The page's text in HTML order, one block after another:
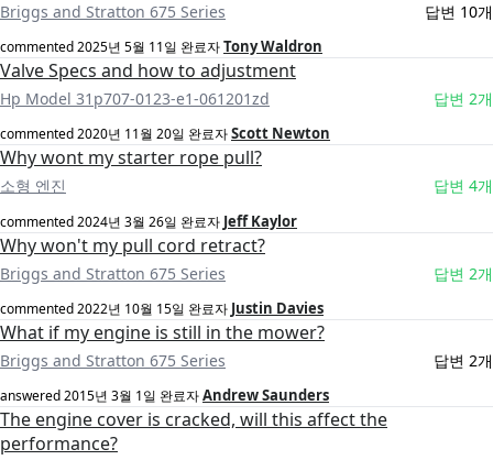
Briggs and Stratton 675 Series 답변 10개
commented2025년 5월 11일 완료자Tony Waldron
Valve Specs and how to adjustment
Hp Model 31p707-0123-e1-061201zd 답변 2개
commented2020년 11월 20일 완료자Scott Newton
Why wont my starter rope pull?
소형 엔진 답변 4개
commented2024년 3월 26일 완료자 Jeff Kaylor
Why won't my pull cord retract?
Briggs and Stratton 675 Series 답변 2개
commented2022년 10월 15일 완료자 Justin Davies
What if my engine is still in the mower?
Briggs and Stratton 675 Series 답변 2개
answered2015년 3월 1일 완료자Andrew Saunders
The engine cover is cracked, will this affect the
performance?